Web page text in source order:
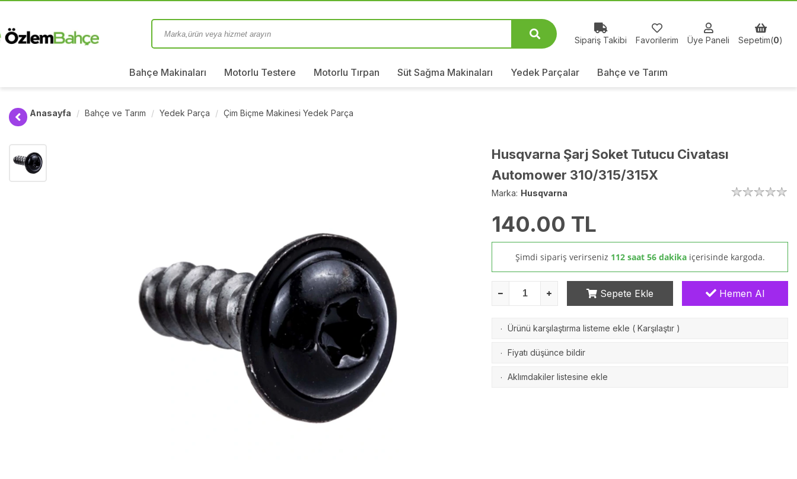
Sipariş Takibi Favorilerim Üye Paneli Sepetim(0)
Bahçe Makinaları Motorlu Testere Motorlu Tırpan Süt Sağma Makinaları Yedek Parçalar Bahçe ve Tarım
Anasayfa Bahçe ve Tarım Yedek Parça Çim Biçme Makinesi Yedek Parça
Husqvarna Şarj Soket Tutucu Civatası
Automower 310/315/315X
Marka: Husqvarna
140.00 TL
Şimdi sipariş verirseniz 112 saat 56 dakika içerisinde kargoda.
Sepete Ekle Hemen Al
· Ürünü karşılaştırma listeme ekle ( Karşılaştır )
· Fiyatı düşünce bildir
· Aklımdakiler listesine ekle